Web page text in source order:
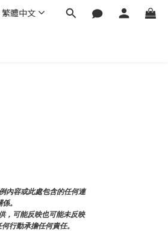
繁體中文
內容或此處包含的任何連
。
，可能反映也可能未反映
行動承擔任何責任。